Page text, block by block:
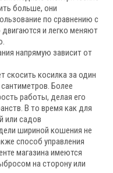
больше, они
по сравнению с
и легко меняют
напрямую зависит от
косилка за один
Более
работы, делая его
В то время как для
или садов
шириной кошения не
способ управления
магазина имеются
на сторону или